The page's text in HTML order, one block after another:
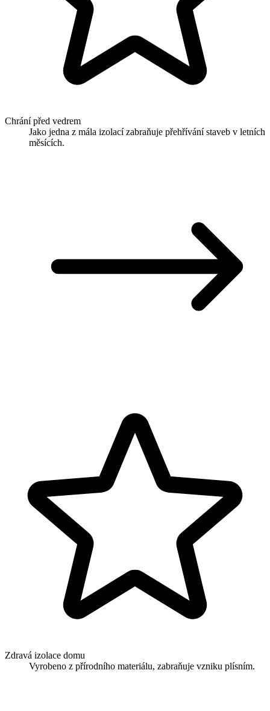
Chrání před vedrem
Jako jedna z mála izolací zabraňuje přehřívání staveb v letních
měsících.
Zdravá izolace domu
Vyrobeno z přírodního materiálu, zabraňuje vzniku plísním.